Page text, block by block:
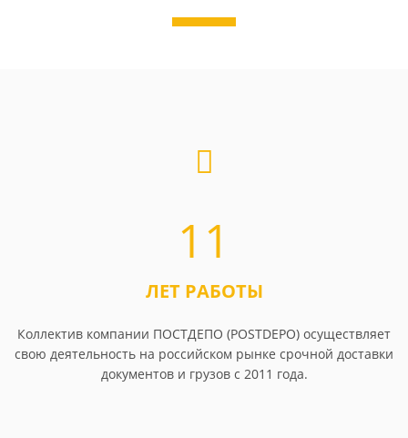
11
ЛЕТ РАБОТЫ
Коллектив компании ПОСТДЕПО (POSTDEPO) осуществляет
свою деятельность на российском рынке срочной доставки
документов и грузов с 2011 года.